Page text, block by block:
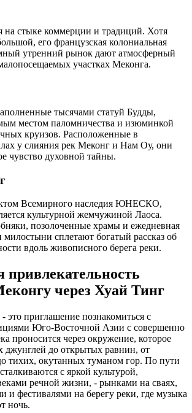
на стыке коммерции и традиций. Хотя
его французская колониальная
утренний рынок дают атмосферный
участках Меконга.
тысячами статуй Будды,
местом паломничества и изюминкой
круизов. Расположенные в
у слияния рек Меконг и Нам Оу, они
чувство духовной тайны.
Всемирного наследия ЮНЕСКО,
культурной жемчужиной Лаоса.
позолоченные храмы и ежедневная
милостыни сплетают богатый рассказ об
вдоль живописного берега реки.
привлекательность
через Хуай Тинг
это приглашение познакомиться с
Юго-Восточной Азии с совершенно
проносится через окружение, которое
джунглей до открытых равнин, от
тихих, окутанных туманом гор. По пути
с яркой культурой,
речной жизни, - рынками на сваях,
и фестивалями на берегу реки, где музыка
ночь.